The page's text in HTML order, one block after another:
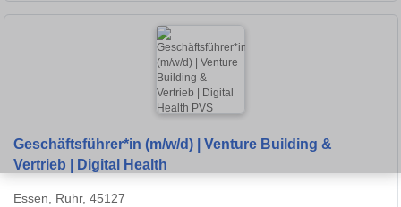
Geschäftsführer*in (m/w/d) | Venture Building &
Vertrieb | Digital Health
Essen, Ruhr, 45127